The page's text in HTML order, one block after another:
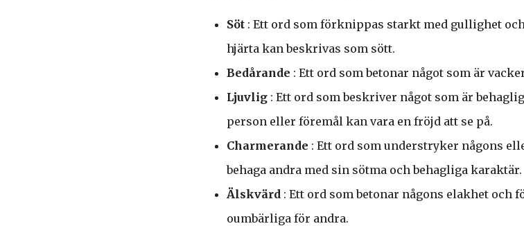
Söt : Ett ord som förknippas starkt med gullighet
hjärta kan beskrivas som sött.
Bedårande : Ett ord som betonar något som är
Ljuvlig : Ett ord som beskriver något som är
person eller föremål kan vara en fröjd att se på.
Charmerande : Ett ord som understryker någons
behaga andra med sin sötma och behagliga karaktär.
Älskvärd : Ett ord som betonar någons elakhet
oumbärliga för andra.